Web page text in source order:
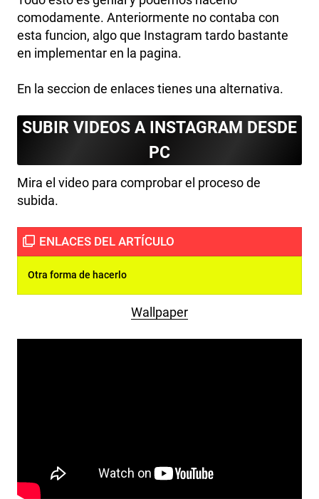
comodamente. Anteriormente no contaba con
esta funcion, algo que Instagram tardo bastante
en implementar en la pagina.
En la seccion de enlaces tienes una alternativa.
SUBIR VIDEOS A INSTAGRAM DESDE
PC
Mira el video para comprobar el proceso de
subida.
Otra forma de hacerlo
Wallpaper